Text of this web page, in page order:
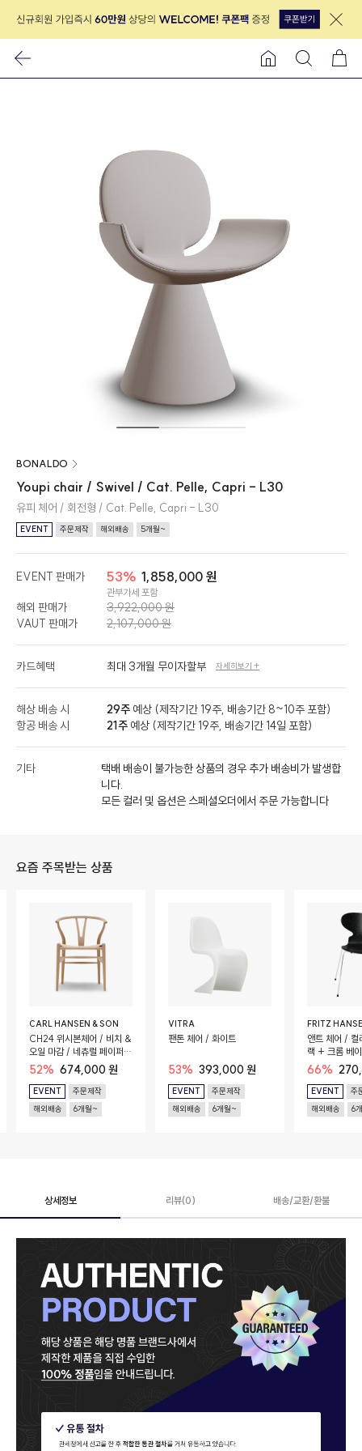
BONALDO
Youpi chair / Swivel / Cat. Pelle, Capri - L30
유피 체어 / 회전형 / Cat. Pelle, Capri - L30
EVENT 주문제작 해외배송 5개월~
해외 판매가
3,922,000 원
VAUT 판매가
2,107,000 원
EVENT 판매가 53% 1,858,000 원
관부가세 포함
카드혜택 최대 3개월 무이자할부 자세히보기 +
해상 배송 시 29주 예상 (제작기간 19주, 배송기간 8~10주 포함)
항공 배송 시
21주 예상 (제작기간 19주, 배송기간 14일 포함)
기타
택배 배송이 불가능한 상품의 경우 추가 배송비가 발생합
니다.
모든 컬러 및 옵션은 스페셜오더에서 주문 가능합니다
요즘 주목받는 상품
CARL HANSEN & SON
CH24 위시본체어 / 비치 &
오일 마감 / 네츄럴 페이퍼
코드 시트
52% 674,000 원
EVENT
주문제작
해외배송
6개월~
VITRA
팬톤 체어 / 화이트
53% 393,000 원
EVENT
주문제작
해외배송
6개월~
FRITZ
앤트 체어 /
랙 + 크롬 베
66%
EVENT
주
해외배송
6
상세정보 리뷰(0) 배송/교환/환불